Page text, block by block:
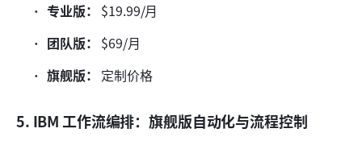
专业版： $19.99/月
团队版： $69/月
旗舰版： 定制价格
5. IBM 工作流编排：旗舰版自动化与流程控制